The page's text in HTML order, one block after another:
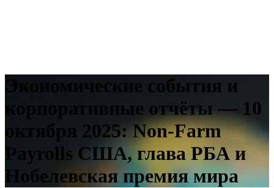
Экономические события и
корпоративные отчёты — 10
октября 2025: Non-Farm
Payrolls США, глава РБА и
Нобелевская премия мира